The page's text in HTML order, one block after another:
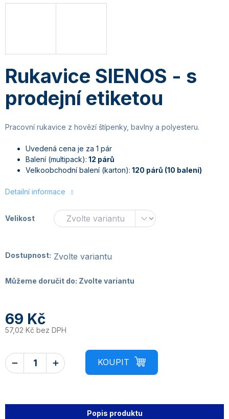
Rukavice SIENOS - s
prodejní etiketou
Pracovní rukavice z hovězí štípenky, bavlny a polyesteru.
Uvedená cena je za 1 pár
Balení (multipack): 12 párů
Velkoobchodní balení (karton): 120 párů (10 balení)
Detailní informace
Velikost
Dostupnost: Zvolte variantu
Můžeme doručit do: Zvolte variantu
69 Kč
57,02 Kč bez DPH
Popis produktu